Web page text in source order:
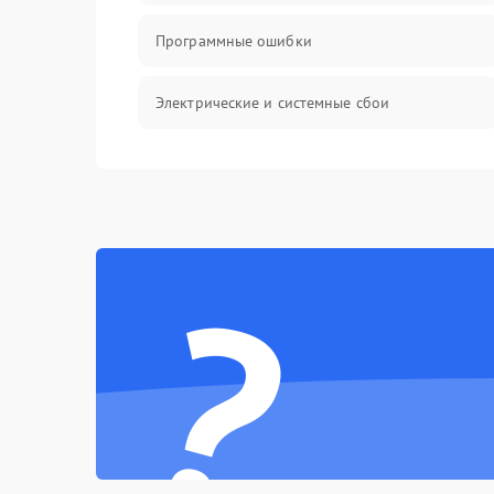
Программные ошибки
Электрические и системные сбои
Система охлаждения
?